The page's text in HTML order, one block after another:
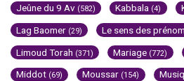
Jeûne du 9 Av (582) Kabbala (4)
Lag Baomer (29) Le sens des
Limoud Torah (371) Mariage (772)
Middot (69) Moussar (154)